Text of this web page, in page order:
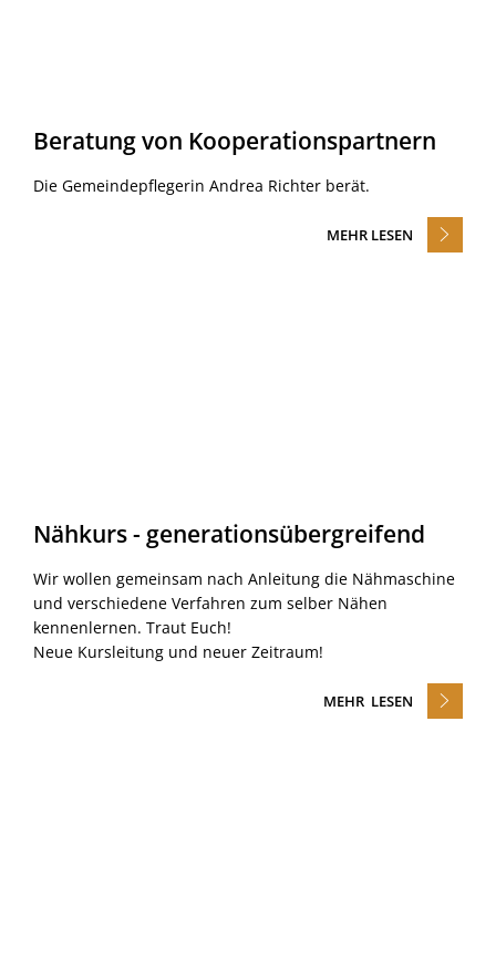
Beratung von Kooperationspartnern
Die Gemeindepflegerin Andrea Richter berät.
MEHR LESEN
Nähkurs - generationsübergreifend
Wir wollen gemeinsam nach Anleitung die Nähmaschine
und verschiedene Verfahren zum selber Nähen
kennenlernen. Traut Euch!
Neue Kursleitung und neuer Zeitraum!
MEHR LESEN